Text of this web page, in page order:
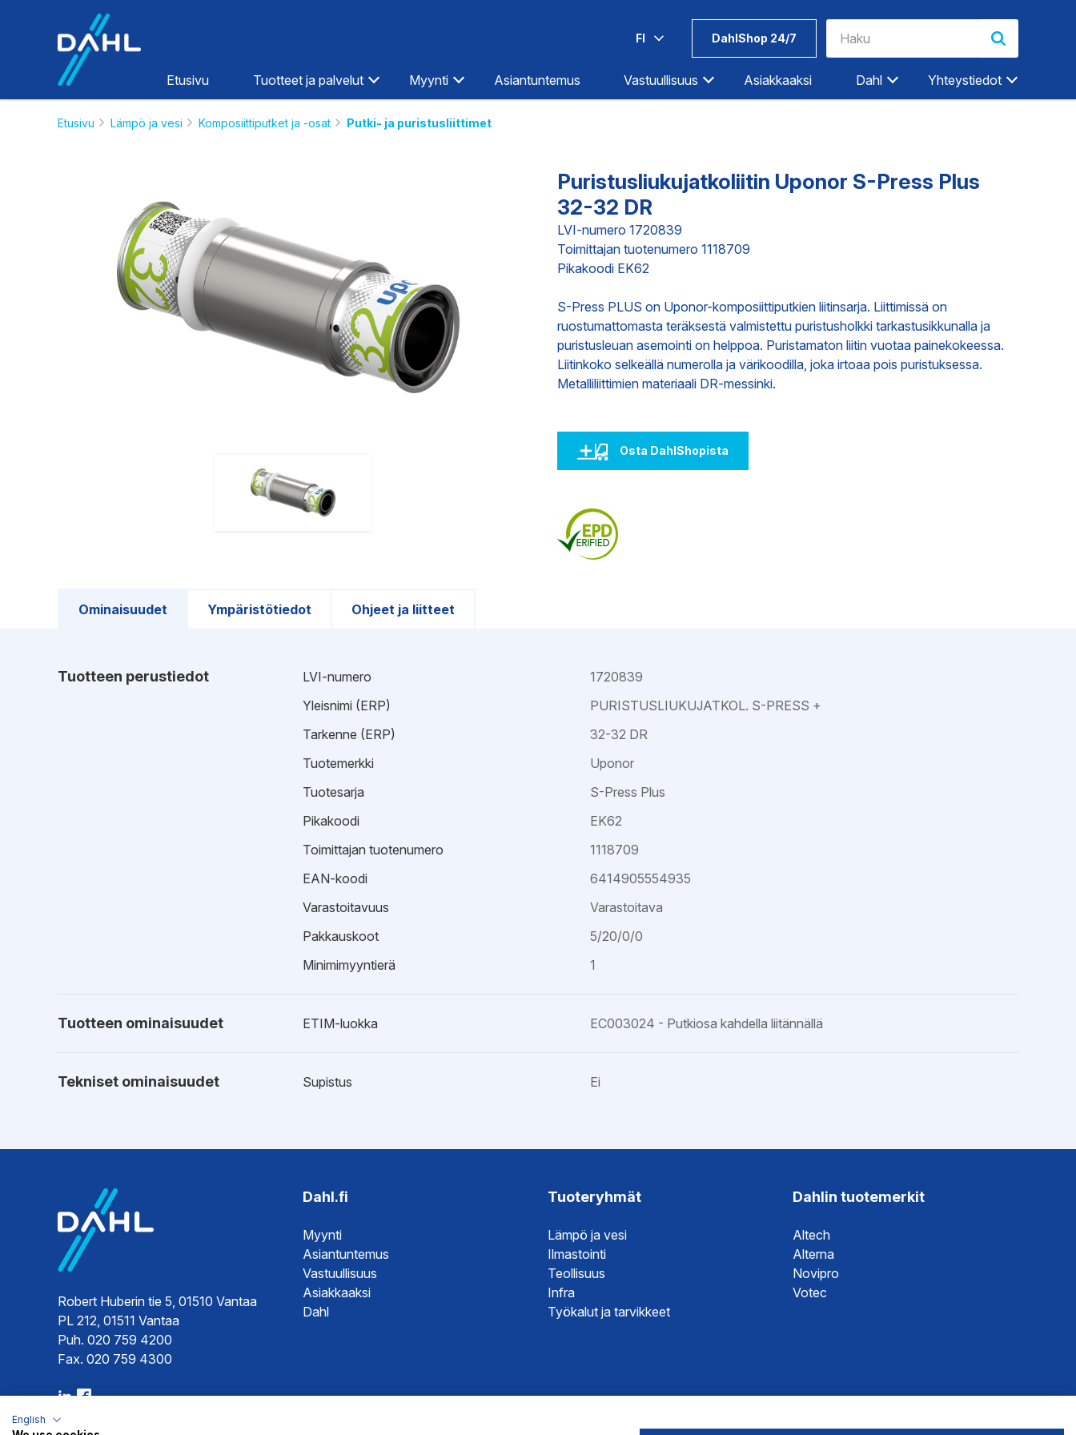
FI DahlShop 24/7
Etusivu Tuotteet ja palvelut
Lämpö ja
vesi
Infra
HINNASTOT DIGITAALISET PALVELUT
Myynti
Imatra
Joensuu
Jyväskylä
Kajaani
Kemi
Kuopio
Lahti
Lohja
Mikkeli
Oulu-Välivainio
Pori
Salo
Vaasa
Vantaa
Varkaus
Asiantuntemus Vastuullisuus Asiakkaaksi Dahl Yhteystiedot
Etusivu Lämpö ja vesi Komposiittiputket ja -osat Putki- ja puristusliittimet
Puristusliukujatkoliitin Uponor S-Press Plus
32-32 DR
LVI-numero 1720839
Toimittajan tuotenumero 1118709
Pikakoodi EK62
S-Press PLUS on Uponor-komposiittiputkien liitinsarja. Liittimissä on
ruostumattomasta teräksestä valmistettu puristusholkki tarkastusikkunalla ja
puristusleuan asemointi on helppoa. Puristamaton liitin vuotaa painekokeessa.
Liitinkoko selkeällä numerolla ja värikoodilla, joka irtoaa pois puristuksessa.
Metalliliittimien materiaali DR-messinki.
Osta DahlShopista
Ominaisuudet Ympäristötiedot Ohjeet ja liitteet
Tuotteen perustiedot LVI-numero
1720839
Yleisnimi (ERP)
PURISTUSLIUKUJATKOL. S-PRESS +
Tarkenne (ERP)
32-32 DR
Tuotemerkki
Uponor
Tuotesarja
S-Press Plus
Pikakoodi
EK62
Toimittajan tuotenumero
1118709
EAN-koodi
6414905554935
Varastoitavuus
Varastoitava
Pakkauskoot
5/20/0/0
Minimimyyntierä
1
Tuotteen ominaisuudet ETIM-luokka EC003024 - Putkiosa kahdella liitännällä
Tekniset ominaisuudet Supistus Ei
Ohjeet Asennusohje
Robert Huberin tie 5, 01510 Vantaa
PL 212, 01511 Vantaa
Puh. 020 759 4200
Fax. 020 759 4300
Dahl.fi
Myynti
Asiantuntemus
Vastuullisuus
Asiakkaaksi
Dahl
Tuoteryhmät
Lämpö ja vesi
Ilmastointi
Teollisuus
Infra
Työkalut ja tarvikkeet
Dahlin tuotemerkit
Altech
Alterna
Novipro
Votec
English